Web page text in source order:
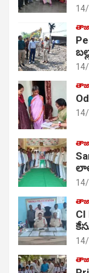
తాజా
తాజా
తాజా
తాజా
తాజా